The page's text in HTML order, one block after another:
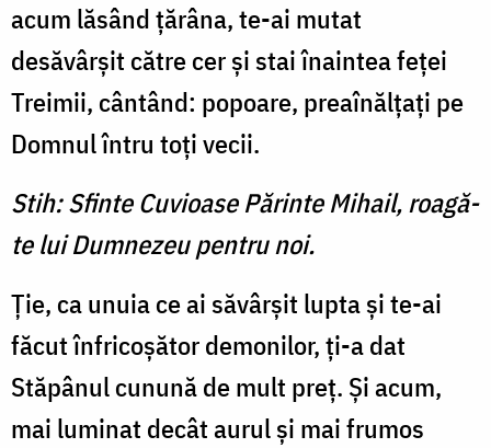
acum lăsând ţărâna, te-ai mutat
desăvârşit către cer şi stai înaintea feţei
Treimii, cântând: popoare, preaînălţaţi pe
Domnul întru toţi vecii.
Stih: Sfinte Cuvioase Părinte Mihail, roagă-
te lui Dumnezeu pentru noi.
Ţie, ca unuia ce ai săvârşit lupta şi te-ai
făcut înfricoşător demonilor, ţi-a dat
Stăpânul cunună de mult preţ. Şi acum,
mai luminat decât aurul şi mai frumos